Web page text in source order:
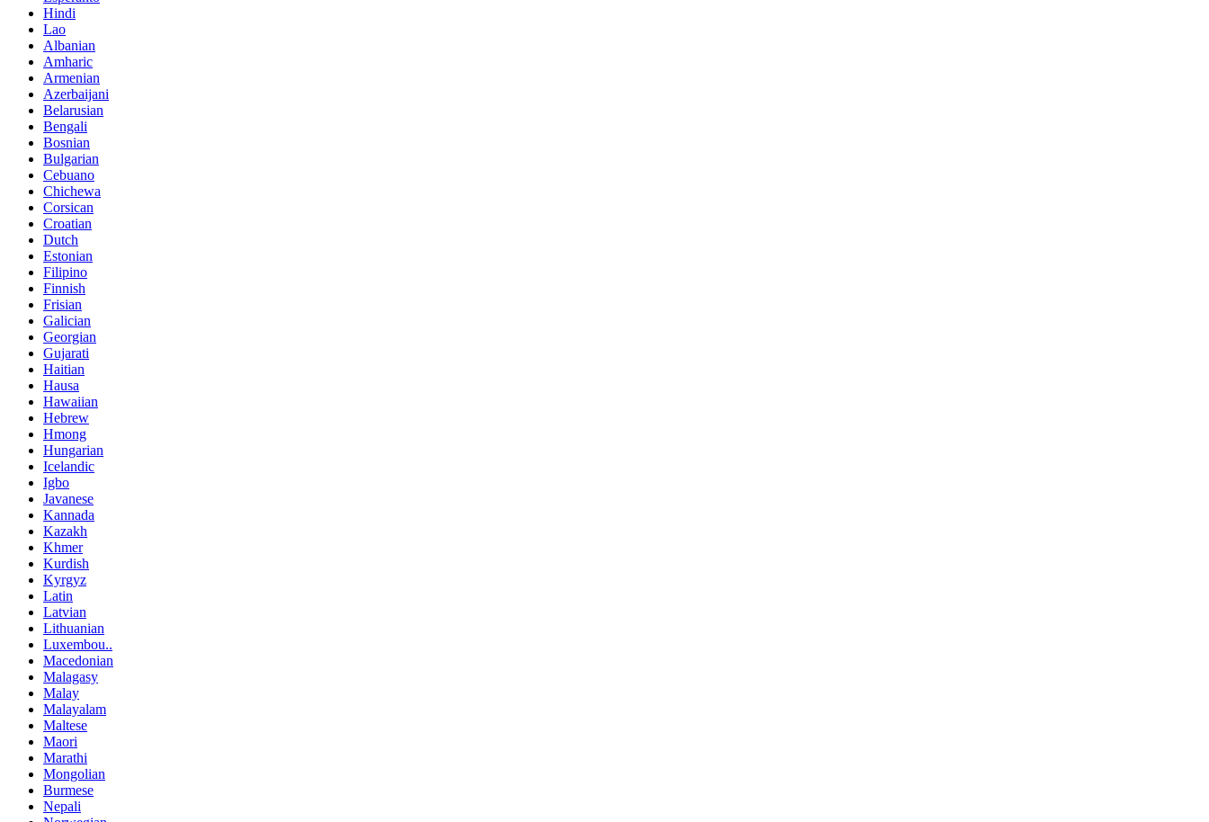
Hindi
Lao
Albanian
Amharic
Armenian
Azerbaijani
Belarusian
Bengali
Bosnian
Bulgarian
Cebuano
Chichewa
Corsican
Croatian
Dutch
Estonian
Filipino
Finnish
Frisian
Galician
Georgian
Gujarati
Haitian
Hausa
Hawaiian
Hebrew
Hmong
Hungarian
Icelandic
Igbo
Javanese
Kannada
Kazakh
Khmer
Kurdish
Kyrgyz
Latin
Latvian
Lithuanian
Luxembou..
Macedonian
Malagasy
Malay
Malayalam
Maltese
Maori
Marathi
Mongolian
Burmese
Nepali